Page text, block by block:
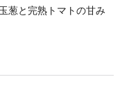
葱と完熟トマトの甘み